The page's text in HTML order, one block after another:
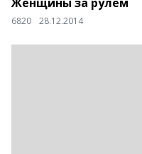
6820 28.12.2014